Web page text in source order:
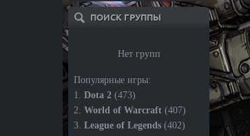
ПОИСК ГРУППЫ
Нет групп
Популярные игры:
1. Dota 2 (473)
2. World of Warcraft (407)
3. League of Legends (402)